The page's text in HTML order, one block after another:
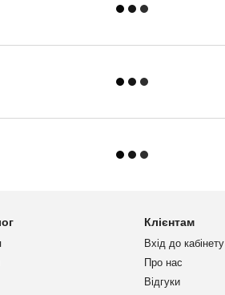
Клієнтам
Вхід до кабінету
Про нас
Відгуки